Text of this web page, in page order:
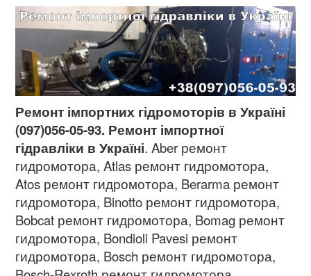
Ремонт імпортних гідромоторів в Україні
(097)056-05-93. Ремонт імпортної
гідравліки в Україні. Aber ремонт
гидромотора, Atlas ремонт гидромотора,
Atos ремонт гидромотора, Berarma ремонт
гидромотора, Binotto ремонт гидромотора,
Bobcat ремонт гидромотора, Bomag ремонт
гидромотора, Bondioli Pavesi ремонт
гидромотора, Bosch ремонт гидромотора,